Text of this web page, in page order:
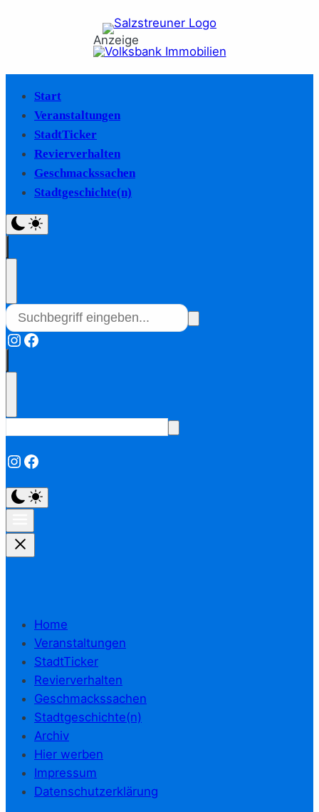
Anzeige
Start
Veranstaltungen
StadtTicker
Revierverhalten
Geschmackssachen
Stadtgeschichte(n)
Instagram
Facebook
Instagram
Facebook
Home
Veranstaltungen
StadtTicker
Revierverhalten
Geschmackssachen
Stadtgeschichte(n)
Archiv
Hier werben
Impressum
Datenschutzerklärung